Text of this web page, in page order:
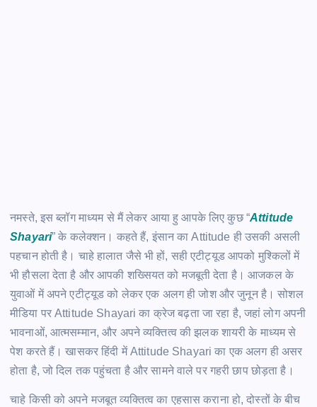
नमस्ते, इस ब्लॉग माध्यम से मैं लेकर आया हु आपके लिए कुछ “Attitude
Shayari” के कलेक्शन। कहते हैं, इंसान का Attitude ही उसकी असली
पहचान होती है। चाहे हालात जैसे भी हों, सही एटीट्यूड आपको मुश्किलों में
भी हौसला देता है और आपकी शख्सियत को मजबूती देता है। आजकल के
युवाओं में अपने एटीट्यूड को लेकर एक अलग ही जोश और जुनून है। सोशल
मीडिया पर Attitude Shayari का क्रेज बढ़ता जा रहा है, जहां लोग अपनी
भावनाओं, आत्मसम्मान, और अपने व्यक्तित्व की झलक शायरी के माध्यम से
पेश करते हैं। खासकर हिंदी में Attitude Shayari का एक अलग ही असर
होता है, जो दिल तक पहुंचता है और सामने वाले पर गहरी छाप छोड़ता है।
चाहे किसी को अपने मजबूत व्यक्तित्व का एहसास कराना हो, दोस्तों के बीच